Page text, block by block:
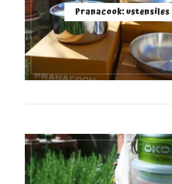
Pranacook: ustensiles